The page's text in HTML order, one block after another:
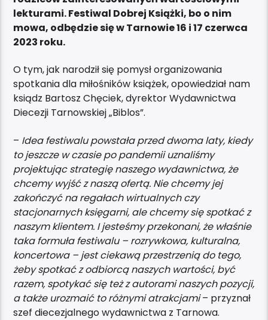
lekturami. Festiwal Dobrej Książki, bo o nim
mowa, odbędzie się w Tarnowie 16 i 17 czerwca
2023 roku.
O tym, jak narodził się pomysł organizowania
spotkania dla miłośników książek, opowiedział nam
ksiądz Bartosz Chęciek, dyrektor Wydawnictwa
Diecezji Tarnowskiej „Biblos”.
– Idea festiwalu powstała przed dwoma laty, kiedy
to jeszcze w czasie po pandemii uznaliśmy
projektując strategię naszego wydawnictwa, że
chcemy wyjść z naszą ofertą. Nie chcemy jej
zakończyć na regałach wirtualnych czy
stacjonarnych księgarni, ale chcemy się spotkać z
naszym klientem. I jesteśmy przekonani, że właśnie
taka formuła festiwalu – rozrywkowa, kulturalna,
koncertowa – jest ciekawą przestrzenią do tego,
żeby spotkać z odbiorcą naszych wartości, być
razem, spotykać się też z autorami naszych pozycji,
a także urozmaić to różnymi atrakcjami– przyznał
szef diecezjalnego wydawnictwa z Tarnowa.